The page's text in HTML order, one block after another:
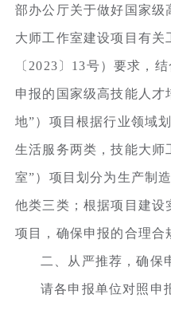
部办公厅关于做好国家级
大师工作室建设项目有
〔2023〕13号）要求，
申报的国家级高技能人才
地”）项目根据行业领域
生活服务两类，技能大师
室”）项目划分为生产制
他类三类；根据项目建设
项目，确保申报的合理合
二、从严推荐，确保
请各申报单位对照申